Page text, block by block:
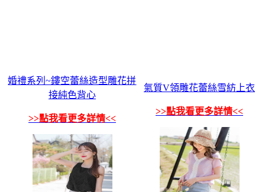
婚禮系列~鏤空蕾絲造型雕花拼
接純色背心
>>點我看更多詳情<<
氣質V領雕花蕾絲雪紡上衣
>>點我看更多詳情<<